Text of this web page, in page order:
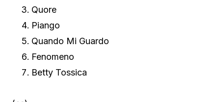
Quore
Piango
Quando Mi Guardo
Fenomeno
Betty Tossica